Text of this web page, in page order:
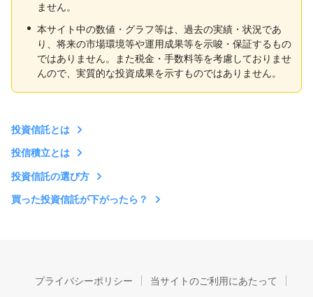
ません。
本サイト中の数値・グラフ等は、過去の実績・状況であ
り、将来の市場環境等や運用成果等を示唆・保証するもの
ではありません。また税金・手数料等を考慮しておりませ
んので、実質的な投資成果を示すものではありません。
投資信託とは
投信積立とは
投資信託の選び方
買った投資信託が下がったら？
プライバシーポリシー
当サイトのご利用にあたって